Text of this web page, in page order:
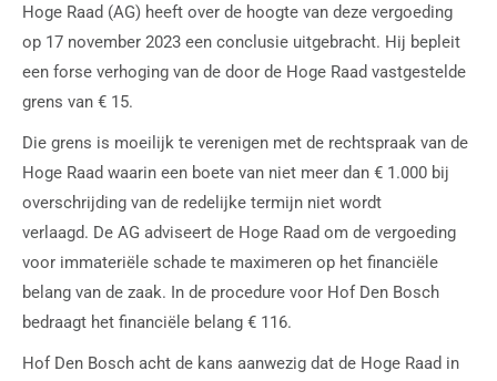
Hoge Raad (AG) heeft over de hoogte van deze vergoeding
op 17 november 2023 een conclusie uitgebracht. Hij bepleit
een forse verhoging van de door de Hoge Raad vastgestelde
grens van € 15.
Die grens is moeilijk te verenigen met de rechtspraak van de
Hoge Raad waarin een boete van niet meer dan € 1.000 bij
overschrijding van de redelijke termijn niet wordt
verlaagd. De AG adviseert de Hoge Raad om de vergoeding
voor immateriële schade te maximeren op het financiële
belang van de zaak. In de procedure voor Hof Den Bosch
bedraagt het financiële belang € 116.
Hof Den Bosch acht de kans aanwezig dat de Hoge Raad in